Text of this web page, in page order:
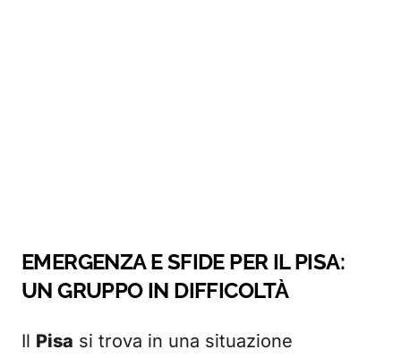
EMERGENZA E SFIDE PER ILPISA:
UN GRUPPO IN DIFFICOLTÀ
Il Pisa si trova in una situazione